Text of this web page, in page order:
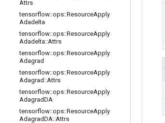
Attrs
tensorflow::ops::ResourceApply
Adadelta
tensorflow::ops::ResourceApply
Adadelta::Attrs
tensorflow::ops::ResourceApply
Adagrad
tensorflow::ops::ResourceApply
Adagrad ::Attrs
tensorflow::ops::ResourceApply
AdagradDA
tensorflow::ops::ResourceApply
AdagradDA::Attrs